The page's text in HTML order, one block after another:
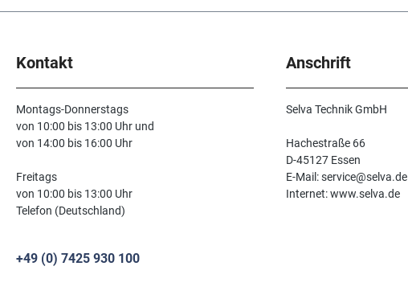
Kontakt
Montags-Donnerstags
von 10:00 bis 13:00 Uhr und
von 14:00 bis 16:00 Uhr
Freitags
von 10:00 bis 13:00 Uhr
Telefon (Deutschland)
+49 (0) 7425 930 100
Anschrift
Selva Technik GmbH
Hachestraße 66
D-45127 Essen
E-Mail: service@selva.de
Internet: www.selva.de